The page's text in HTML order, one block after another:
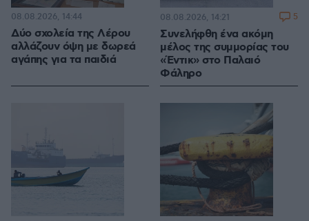
Δύο σχολεία της Λέρου
αλλάζουν όψη με δωρεά
αγάπης για τα παιδιά
08.08.2026, 14:44
Συνελήφθη ένα ακόμη
μέλος της συμμορίας του
«Έντικ» στο Παλαιό
Φάληρο
08.08.2026, 14:21 5